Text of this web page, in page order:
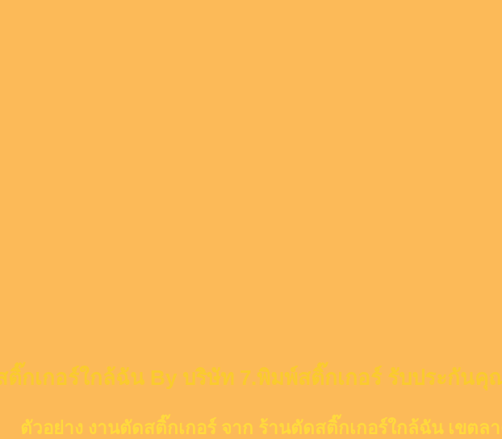
ติ๊กเกอร์ใกล้ฉัน By บริษัท 7.พิมพ์สติ๊กเกอร์ รับประกัน
ตัวอย่าง งานตัดสติ๊กเกอร์ จาก ร้านตัดสติ๊กเกอร์ใกล้ฉัน เขตล